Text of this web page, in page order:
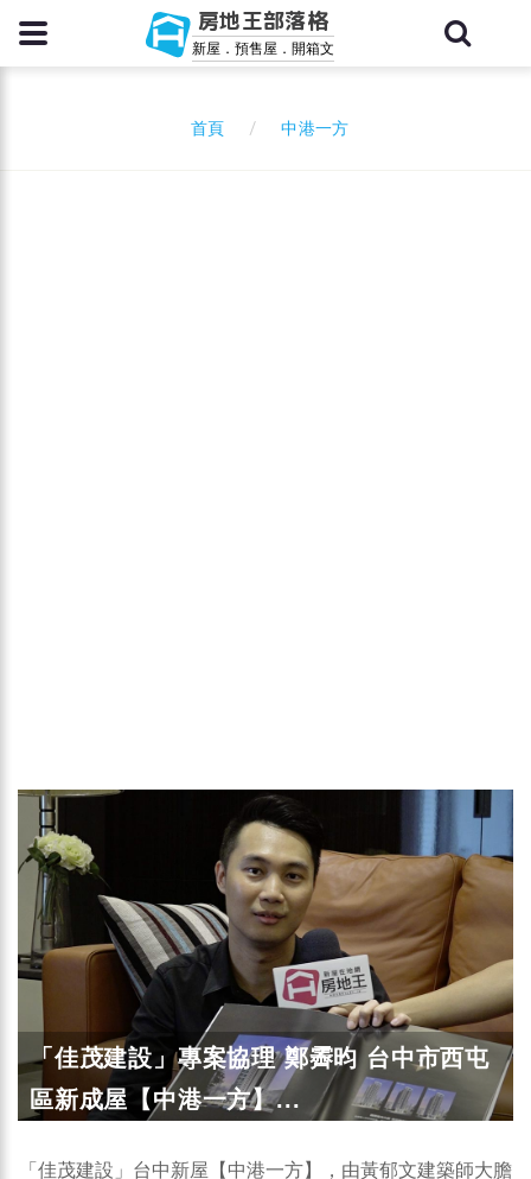
房地王部落格
新屋．預售屋．開箱文
首頁 中港一方
「佳茂建設」專案協理 鄭霽昀 台中市西屯
區新成屋【中港一方】...
「佳茂建設」台中新屋【中港一方】，由黃郁文建築師大膽